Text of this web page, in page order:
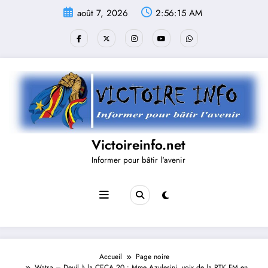
août 7, 2026 2:56:15 AM
Victoireinfo.net
Informer pour bâtir l'avenir
Accueil
Page noire